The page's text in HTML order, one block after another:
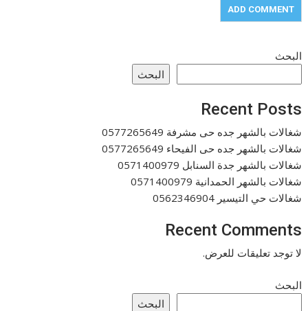
البحث
البحث
Recent Posts
شغالات بالشهر جده حى مشرفة 0577265649
شغالات بالشهر جده حى الفيحاء 0577265649
شغالات بالشهر جدة السنابل 0571400979
شغالات بالشهر الحمدانية 0571400979
شغالات حي التيسير 0562346904
Recent Comments
لا توجد تعليقات للعرض.
البحث
البحث